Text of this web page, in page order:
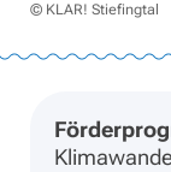
© KLAR! Stiefingtal